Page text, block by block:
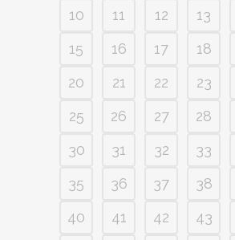
10
11 12 13
15
16 17 18
20
21 22 23
25
26 27 28
30
31 32 33
35
36 37 38
40
41 42 43